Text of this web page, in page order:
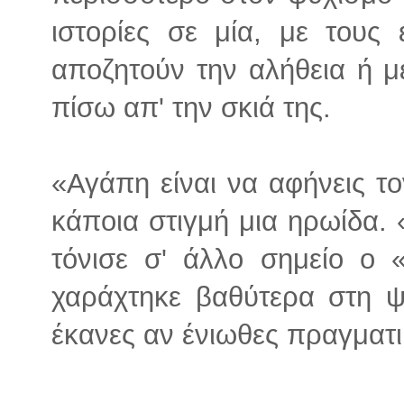
ιστορίες σε μία, με τους
αποζητούν την αλήθεια ή
πίσω απ' την σκιά της.
«Αγάπη είναι να αφήνεις
κάποια στιγμή μια ηρωίδα.
τόνισε σ' άλλο σημείο ο
χαράχτηκε βαθύτερα στη
έκανες αν ένιωθες